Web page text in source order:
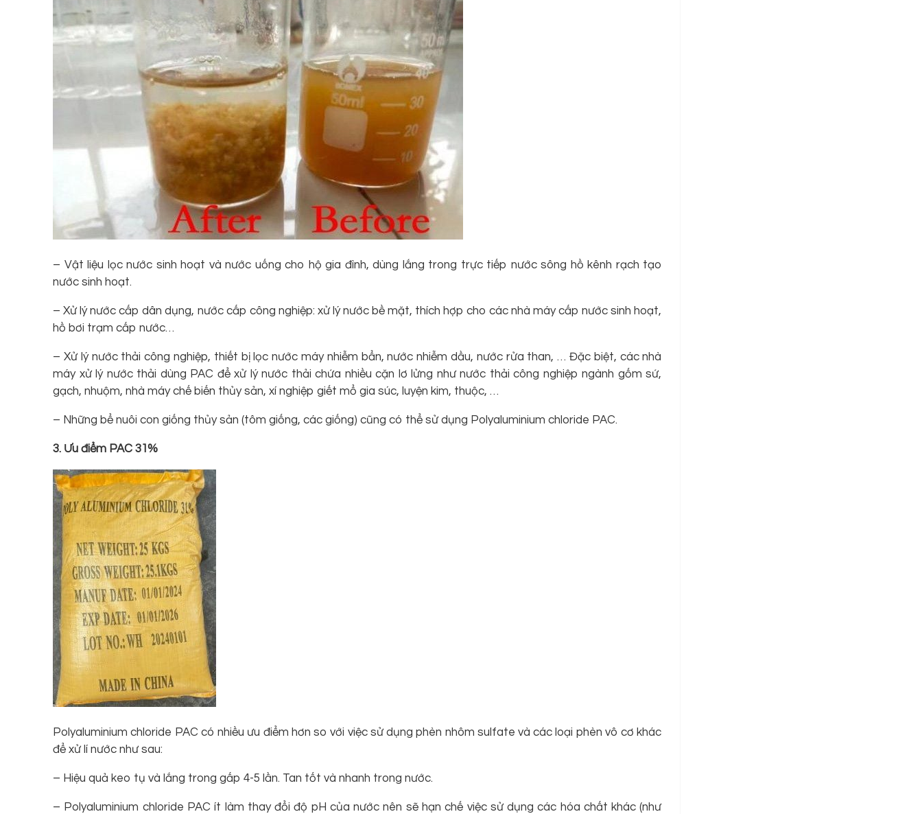
– Vật liệu lọc nước sinh hoạt và nước uống cho hộ gia đình, dùng lắng trong trực tiếp nước sông hồ kênh rạch tạo
nước sinh hoạt.
– Xử lý nước cấp dân dụng, nước cấp công nghiệp: xử lý nước bề mặt, thích hợp cho các nhà máy cấp nước sinh hoạt,
hồ bơi trạm cấp nước…
– Xử lý nước thải công nghiệp, thiết bị lọc nước máy nhiễm bẩn, nước nhiễm dầu, nước rửa than, … Đặc biệt, các nhà
máy xử lý nước thải dùng PAC để xử lý nước thải chứa nhiều cặn lơ lửng như nước thải công nghiệp ngành gốm sứ,
gạch, nhuộm, nhà máy chế biến thủy sản, xí nghiệp giết mổ gia súc, luyện kim, thuộc, …
– Những bể nuôi con giống thủy sản (tôm giống, các giống) cũng có thể sử dụng Polyaluminium chloride PAC.
3. Ưu điểm PAC 31%
Polyaluminium chloride PAC có nhiều ưu điểm hơn so với việc sử dụng phèn nhôm sulfate và các loại phèn vô cơ khác
để xử lí nước như sau:
– Hiệu quả keo tụ và lắng trong gấp 4-5 lần. Tan tốt và nhanh trong nước.
– Polyaluminium chloride PAC ít làm thay đổi độ pH của nước nên sẽ hạn chế việc sử dụng các hóa chất khác (như